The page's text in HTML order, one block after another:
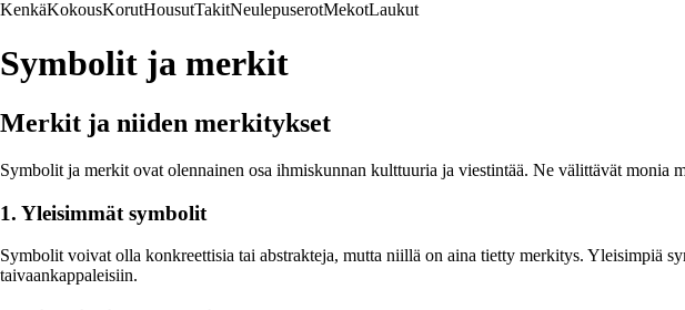
KenkäKokousKorutHousutTakitNeulepuserotMekotLaukut
Symbolit ja merkit
Merkit ja niiden merkitykset
Symbolit ja merkit ovat olennainen osa ihmiskunnan kulttuuria ja viestintää. Ne välittävät monia
1. Yleisimmät symbolit
Symbolit voivat olla konkreettisia tai abstrakteja, mutta niillä on aina tietty merkitys. Yleisimpiä
taivaankappaleisiin.